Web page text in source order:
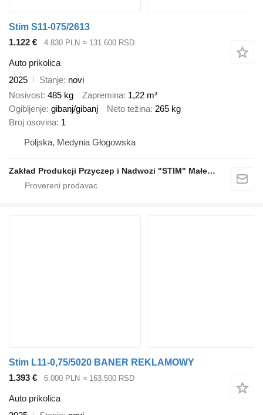
Stim S11-075/2613
1.122 €
4.830 PLN ≈ 131.600 RSD
Auto prikolica
2025
Stanje novi
Nosivost 485 kg Zapremina 1,22 m³
Ogibljenje gibanj/gibanj Neto težina 265 kg
Broj osovina 1
Poljska, Medynia Głogowska
Zakład Produkcji Przyczep i Nadwozi "STIM" Małecki s.j.
Stim L11-0,75/5020 BANER REKLAMOWY
1.393 €
6.000 PLN ≈ 163.500 RSD
Auto prikolica